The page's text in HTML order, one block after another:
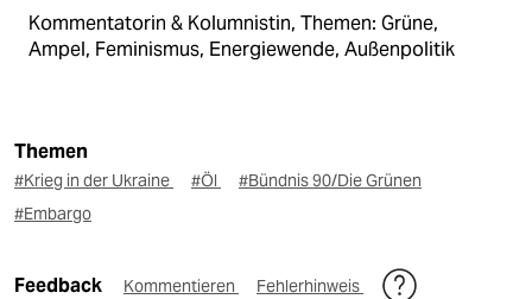
Kommentatorin & Kolumnistin, Themen: Grüne,
Ampel, Feminismus, Energiewende, Außenpolitik
Themen
#Krieg in der Ukraine #Öl
#Bündnis 90/Die Grünen
#Embargo
Feedback Kommentieren Fehlerhinweis